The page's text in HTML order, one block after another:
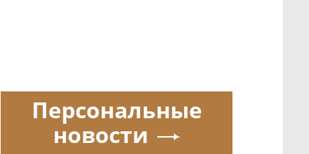
Персональные
новости